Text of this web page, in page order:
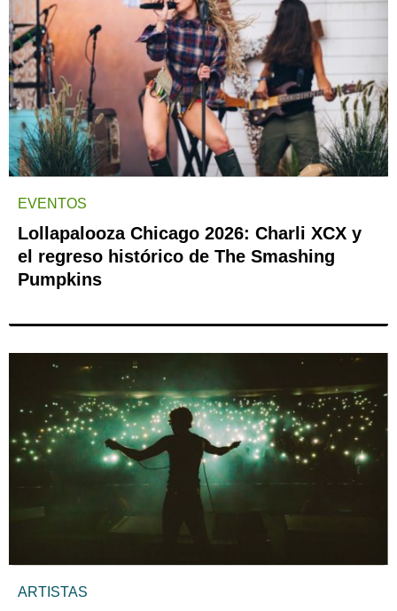
EVENTOS
Lollapalooza Chicago 2026: Charli XCX y
el regreso histórico de The Smashing
Pumpkins
ARTISTAS